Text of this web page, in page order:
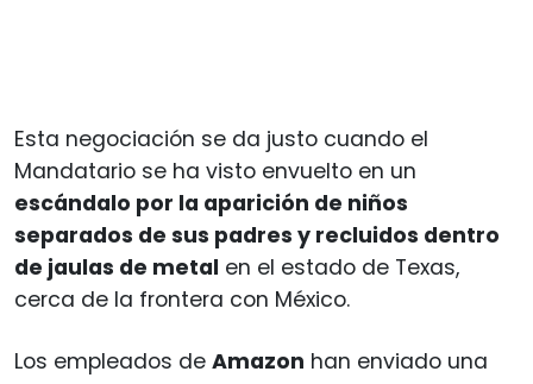
Esta negociación se da justo cuando el
Mandatario se ha visto envuelto en un
escándalo por la aparición de niños
separados de sus padres y recluidos dentro
de jaulas de metal en el estado de Texas,
cerca de la frontera con México.
Los empleados de Amazon han enviado una